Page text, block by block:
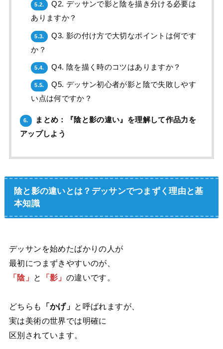
5.2.
Q2. デッサンで影と陰を描き分ける必要は
ありますか？
5.3.
Q3. 影の付け方で大切なポイントは何です
か？
5.4. Q4. 陰を描く時のコツはありますか？
5.5.
Q5. デッサン初心者が影と陰で失敗しやす
い点は何ですか？
6.
まとめ：『陰と影の違い』を理解して作品力を
アップしよう
陰と影の違いとは？デッサンでつまずく理由と基
本知識
デッサンを始めたばかりの人が
最初につまずきやすいのが、
「陰」
と 「影」 の違いです。
どちらも 「かげ」
と呼ばれますが、
実は美術の世界では明確に
区別されています。